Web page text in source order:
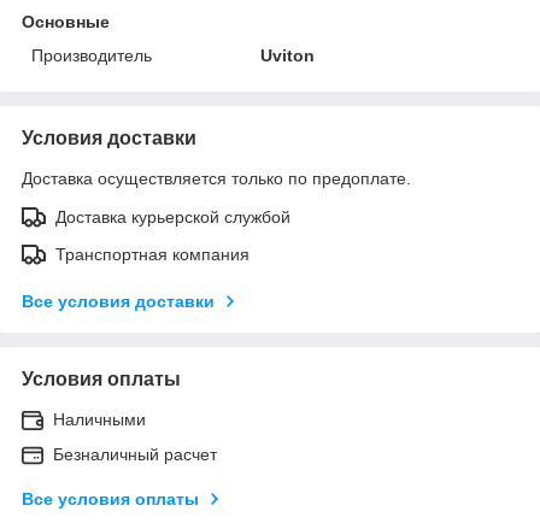
Основные
Производитель
Uviton
Условия доставки
Доставка осуществляется только по предоплате.
Доставка курьерской службой
Транспортная компания
Все условия доставки
Условия оплаты
Наличными
Безналичный расчет
Все условия оплаты